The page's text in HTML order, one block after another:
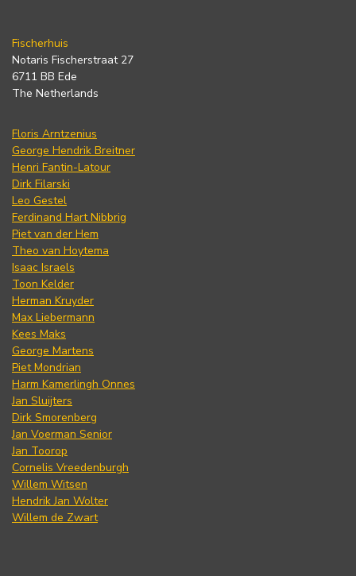
Fischerhuis
Notaris Fischerstraat 27
6711 BB Ede
The Netherlands
Floris Arntzenius
George Hendrik Breitner
Henri Fantin-Latour
Dirk Filarski
Leo Gestel
Ferdinand Hart Nibbrig
Piet van der Hem
Theo van Hoytema
Isaac Israels
Toon Kelder
Herman Kruyder
Max Liebermann
Kees Maks
George Martens
Piet Mondrian
Harm Kamerlingh Onnes
Jan Sluijters
Dirk Smorenberg
Jan Voerman Senior
Jan Toorop
Cornelis Vreedenburgh
Willem Witsen
Hendrik Jan Wolter
Willem de Zwart